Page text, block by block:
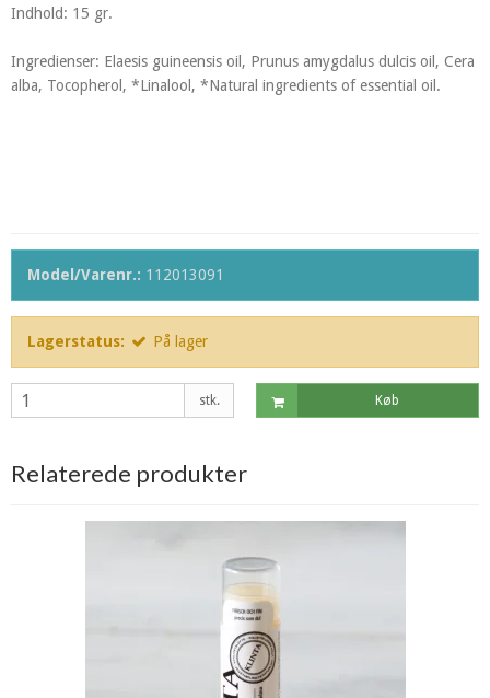
Indhold: 15 gr.
Ingredienser: Elaesis guineensis oil, Prunus amygdalus dulcis oil, Cera
alba, Tocopherol, *Linalool, *Natural ingredients of essential oil.
Model/Varenr.: 112013091
Lagerstatus: På lager
stk. Køb
Relaterede produkter